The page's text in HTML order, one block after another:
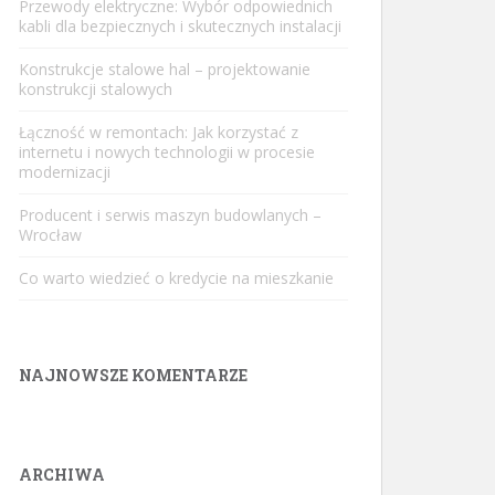
Przewody elektryczne: Wybór odpowiednich
kabli dla bezpiecznych i skutecznych instalacji
Konstrukcje stalowe hal – projektowanie
konstrukcji stalowych
Łączność w remontach: Jak korzystać z
internetu i nowych technologii w procesie
modernizacji
Producent i serwis maszyn budowlanych –
Wrocław
Co warto wiedzieć o kredycie na mieszkanie
NAJNOWSZE KOMENTARZE
ARCHIWA